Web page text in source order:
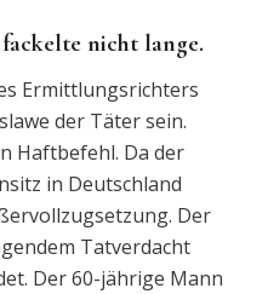
nicht lange.
Ermittlungsrichters
der Täter sein.
Haftbefehl. Da der
in Deutschland
Der
Tatverdacht
Der 60-jährige Mann